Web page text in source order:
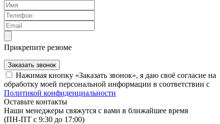
Прикрепите резюме
Заказать звонок
Нажимая кнопку «Заказать звонок», я даю своё согласие на
обработку моей персональной информации в соответствии с
Политикой конфиденциальности
Оставьте контакты
Наши менеджеры свяжутся с вами в ближайшее время
(ПН-ПТ с 9:30 до 17:00)